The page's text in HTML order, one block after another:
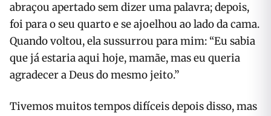
abraçou apertado sem dizer uma palavra; depois,
foi para o seu quarto e se ajoelhou ao lado da cama.
Quando voltou, ela sussurrou para mim: “Eu sabia
que já estaria aqui hoje, mamãe, mas eu queria
agradecer a Deus do mesmo jeito.”
Tivemos muitos tempos difíceis depois disso, mas